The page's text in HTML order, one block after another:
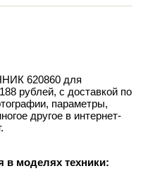
620860 для
рублей, с доставкой по
параметры,
другое в интернет-
в моделях техники: